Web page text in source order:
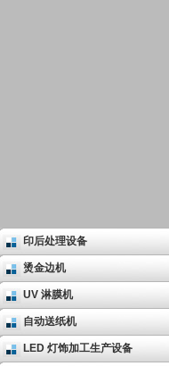
印后处理设备
烫金边机
UV 淋膜机
自动送纸机
LED 灯饰加工生产设备